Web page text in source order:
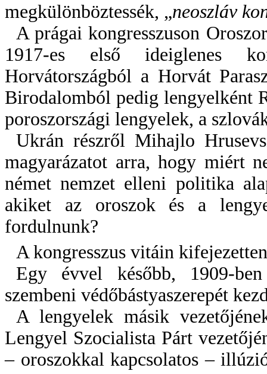
megkülönböztessék, „neoszláv
A prágai kongresszuson
1917-es első ideiglenes
Horvátországból a Horvát
Birodalomból pedig lengyelként
poroszországi lengyelek, a
Ukrán részről Mihajlo
magyarázatot arra, hogy miért
német nemzet elleni politika
akiket az oroszok és a
fordulnunk?
A kongresszus vitáin
Egy évvel később, 1909-
szembeni védőbástyaszerepét
A lengyelek másik
Lengyel Szocialista Párt
– oroszokkal kapcsolatos –